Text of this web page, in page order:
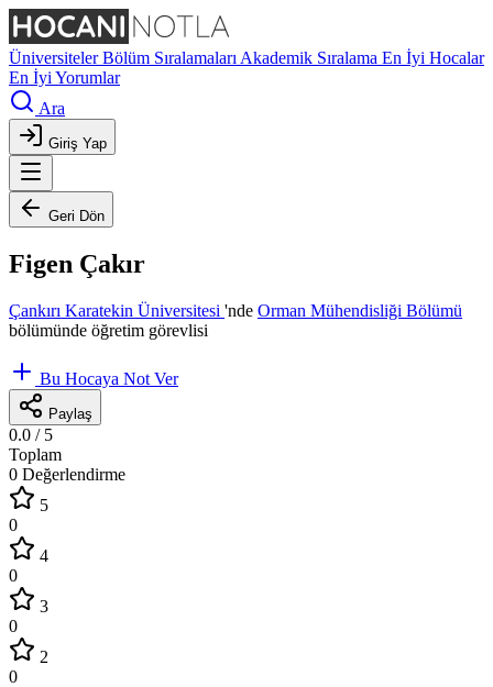
ÜniversitelerBölüm Sıralamaları Akademik Sıralama En İyi Hocalar
En İyi Yorumlar
Ara
Giriş Yap
Geri Dön
Figen Çakır
Çankırı Karatekin Üniversitesi 'nde Orman Mühendisliği Bölümü
bölümünde öğretim görevlisi
Bu Hocaya Not Ver
Paylaş
0.0 / 5
Toplam
0 Değerlendirme
5
0
4
0
3
0
2
0